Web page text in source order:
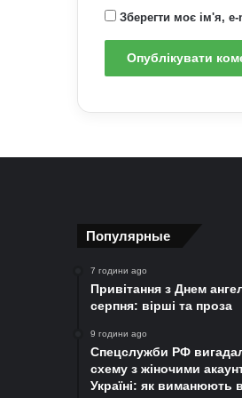
Зберегти моє ім'я,
Популярные
7 години ago
Привітання з Днем
серпня: вірші та проза
9 години ago
Спецслужби РФ
схему з жіночими
Україні: як виманюють